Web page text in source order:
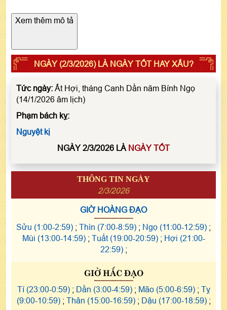
Xem thêm mô tả
NGÀY (2/3/2026) LÀ NGÀY TỐT HAY XẤU?
Tức ngày: Ất Hợi, tháng Canh Dần năm Bính Ngọ
(14/1/2026 âm lịch)
Phạm bách kỵ:
Nguyệt kị
NGÀY 2/3/2026 LÀ NGÀY TỐT
THÔNG TIN NGÀY
2/3/2026
GIỜ HOÀNG ĐẠO
Sửu (1:00-2:59) ; Thìn (7:00-8:59) ; Ngọ (11:00-12:59) ;
Mùi (13:00-14:59); Tuất (19:00-20:59); Hợi (21:00-
22:59);
GIỜ HẮC ĐẠO
Tí (23:00-0:59); Dần (3:00-4:59); Mão (5:00-6:59); Tỵ
(9:00-10:59); Thân (15:00-16:59); Dậu (17:00-18:59);